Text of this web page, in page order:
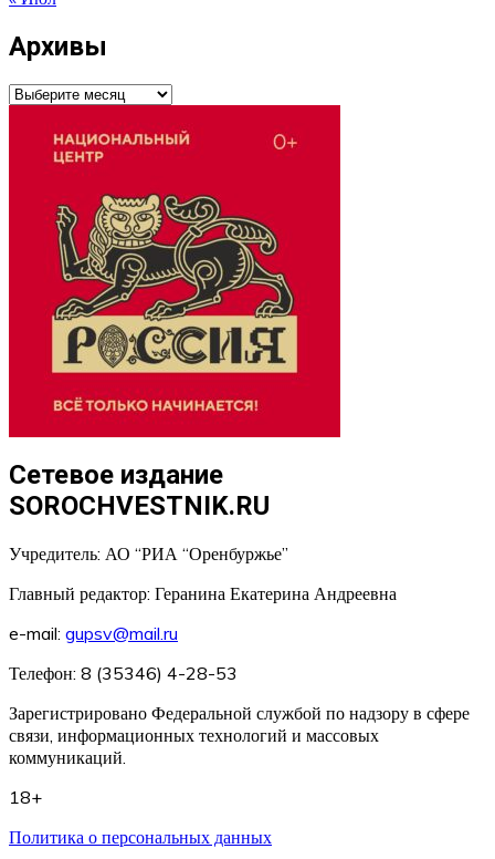
Архивы
Архивы
Сетевое издание
SOROCHVESTNIK.RU
Учредитель: АО “РИА “Оренбуржье”
Главный редактор: Геранина Екатерина Андреевна
e-mail: gupsv@mail.ru
Телефон: 8 (35346) 4-28-53
Зарегистрировано Федеральной службой по надзору в сфере
связи, информационных технологий и массовых
коммуникаций.
18+
Политика о персональных данных